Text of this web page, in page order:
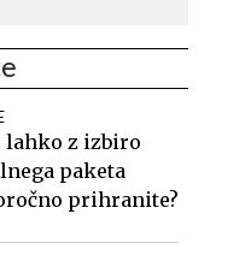
lahko z izbiro
paketa
prihranite?